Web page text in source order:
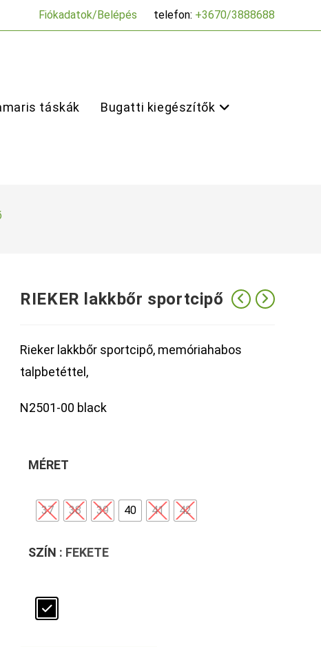
Fiókadatok/Belépés telefon: +3670/3888688
táskák Bugatti kiegészítők
RIEKER lakkbőr sportcipő
Rieker lakkbőr sportcipő, memóriahabos
talpbetéttel,
N2501-00 black
MÉRET
37 38 39 40 41 42
SZÍN : FEKETE